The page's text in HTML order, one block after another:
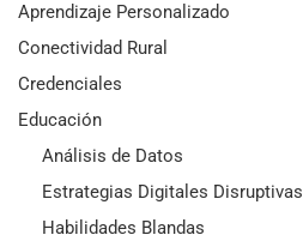
Aprendizaje Personalizado
Conectividad Rural
Credenciales
Educación
Análisis de Datos
Estrategias Digitales Disruptivas
Habilidades Blandas